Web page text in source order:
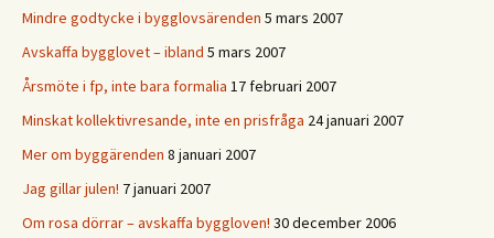
Mindre godtycke i bygglovsärenden 5 mars 2007
Avskaffa bygglovet – ibland 5 mars 2007
Årsmöte i fp, inte bara formalia 17 februari 2007
Minskat kollektivresande, inte en prisfråga 24 januari 2007
Mer om byggärenden 8 januari 2007
Jag gillar julen! 7 januari 2007
Om rosa dörrar – avskaffa byggloven! 30 december 2006